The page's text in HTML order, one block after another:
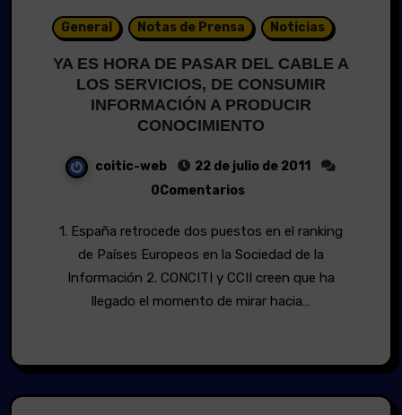
General Notas de Prensa Noticias
YA ES HORA DE PASAR DEL CABLE A
LOS SERVICIOS, DE CONSUMIR
INFORMACIÓN A PRODUCIR
CONOCIMIENTO
coitic-web
22 de julio de 2011
0Comentarios
1. España retrocede dos puestos en el ranking
de Países Europeos en la Sociedad de la
Información 2. CONCITI y CCII creen que ha
llegado el momento de mirar hacia…